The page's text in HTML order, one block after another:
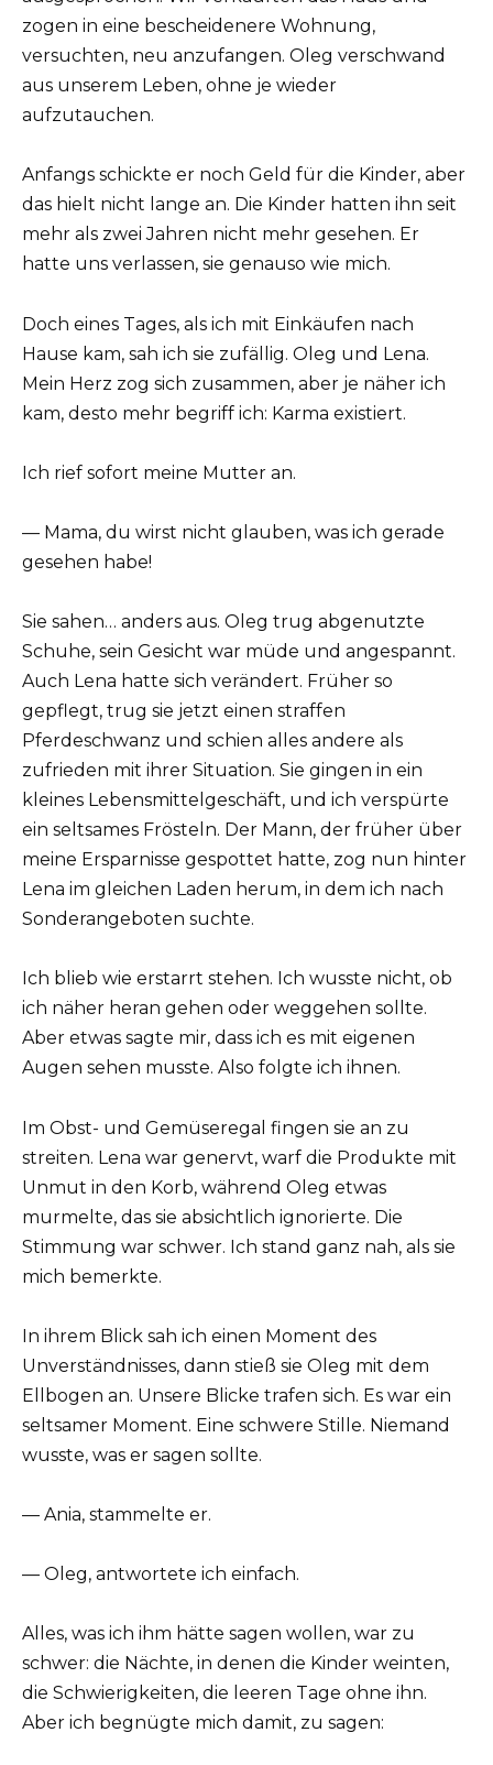
zogen in eine bescheidenere Wohnung,
versuchten, neu anzufangen. Oleg verschwand
aus unserem Leben, ohne je wieder
aufzutauchen.
Anfangs schickte er noch Geld für die Kinder, aber
das hielt nicht lange an. Die Kinder hatten ihn seit
mehr als zwei Jahren nicht mehr gesehen. Er
hatte uns verlassen, sie genauso wie mich.
Doch eines Tages, als ich mit Einkäufen nach
Hause kam, sah ich sie zufällig. Oleg und Lena.
Mein Herz zog sich zusammen, aber je näher ich
kam, desto mehr begriff ich: Karma existiert.
Ich rief sofort meine Mutter an.
— Mama, du wirst nicht glauben, was ich gerade
gesehen habe!
Sie sahen… anders aus. Oleg trug abgenutzte
Schuhe, sein Gesicht war müde und angespannt.
Auch Lena hatte sich verändert. Früher so
gepflegt, trug sie jetzt einen straffen
Pferdeschwanz und schien alles andere als
zufrieden mit ihrer Situation. Sie gingen in ein
kleines Lebensmittelgeschäft, und ich verspürte
ein seltsames Frösteln. Der Mann, der früher über
meine Ersparnisse gespottet hatte, zog nun hinter
Lena im gleichen Laden herum, in dem ich nach
Sonderangeboten suchte.
Ich blieb wie erstarrt stehen. Ich wusste nicht, ob
ich näher heran gehen oder weggehen sollte.
Aber etwas sagte mir, dass ich es mit eigenen
Augen sehen musste. Also folgte ich ihnen.
Im Obst- und Gemüseregal fingen sie an zu
streiten. Lena war genervt, warf die Produkte mit
Unmut in den Korb, während Oleg etwas
murmelte, das sie absichtlich ignorierte. Die
Stimmung war schwer. Ich stand ganz nah, als sie
mich bemerkte.
In ihrem Blick sah ich einen Moment des
Unverständnisses, dann stieß sie Oleg mit dem
Ellbogen an. Unsere Blicke trafen sich. Es war ein
seltsamer Moment. Eine schwere Stille. Niemand
wusste, was er sagen sollte.
— Ania, stammelte er.
— Oleg, antwortete ich einfach.
Alles, was ich ihm hätte sagen wollen, war zu
schwer: die Nächte, in denen die Kinder weinten,
die Schwierigkeiten, die leeren Tage ohne ihn.
Aber ich begnügte mich damit, zu sagen: